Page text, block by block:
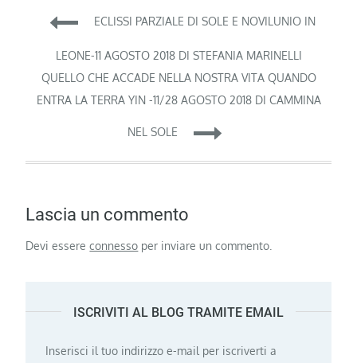
Navigazione
articoli
ECLISSI PARZIALE DI SOLE E NOVILUNIO IN
LEONE-11 AGOSTO 2018 DI STEFANIA MARINELLI
QUELLO CHE ACCADE NELLA NOSTRA VITA QUANDO
ENTRA LA TERRA YIN -11/28 AGOSTO 2018 DI CAMMINA
NEL SOLE
Lascia un commento
Devi essereconnesso per inviare un commento.
ISCRIVITI AL BLOG TRAMITE EMAIL
Inserisci il tuo indirizzo e-mail per iscriverti a